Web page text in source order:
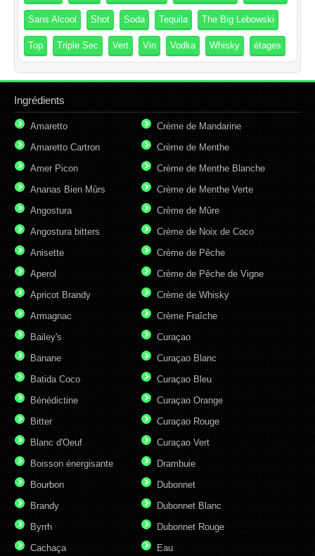
Sans Alcool Shot Soda Tequila The Big Lebowski
Top Triple Sec Vert Vin Vodka Whisky étages
Ingrédients
Amaretto
Amaretto Cartron
Amer Picon
Ananas Bien Mûrs
Angostura
Angostura bitters
Anisette
Aperol
Apricot Brandy
Armagnac
Bailey's
Banane
Batida Coco
Bénédictine
Bitter
Blanc d'Oeuf
Boisson énergisante
Bourbon
Brandy
Byrrh
Cachaça
Crème de Mandarine
Crème de Menthe
Crème de Menthe Blanche
Crème de Menthe Verte
Crème de Mûre
Crème de Noix de Coco
Crème de Pêche
Crème de Pêche de Vigne
Crème de Whisky
Crème Fraîche
Curaçao
Curaçao Blanc
Curaçao Bleu
Curaçao Orange
Curaçao Rouge
Curaçao Vert
Drambuie
Dubonnet
Dubonnet Blanc
Dubonnet Rouge
Eau